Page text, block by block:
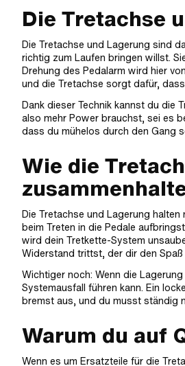
Die Tretachse
Die Tretachse und Lagerung sind
richtig zum Laufen bringen willst.
Drehung des Pedalarm wird hier
und die Tretachse sorgt dafür,
Dank dieser Technik kannst du die
also mehr Power brauchst, sei es
dass du mühelos durch den Gang
Wie die
Die Tretachse und Lagerung
beim Treten in die Pedale
wird dein Tretkette-System
Widerstand trittst, der dir den Spaß
Wichtiger noch: Wenn die
Systemausfall führen kann. Ein
bremst aus, und du musst ständig
Warum du auf
Wenn es um Ersatzteile für die